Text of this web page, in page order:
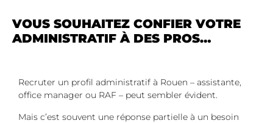
VOUS SOUHAITEZ CONFIER VOTRE
ADMINISTRATIF À DES PROS…
Recruter un profil administratif à Rouen – assistante,
office manager ou RAF – peut sembler évident.
Mais c’est souvent une réponse partielle à un besoin